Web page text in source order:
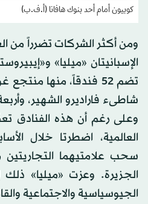
كوبيون أمام أحد بنوك هافانا (أ.ف.ب)
ومن أكثر الشركات تضرراً من
الإسبانيتان «ميليا»
تضم 52 فندقاً، منها
شاطىء فاراديرو الشهير،
وعلى رغم أن هذه الفنادق
العالمية، اضطرتا خلال
سحب علامتيهما
الجزيرة. وعزت «ميليا» ذلك
الجيوسياسية والاجتماعية